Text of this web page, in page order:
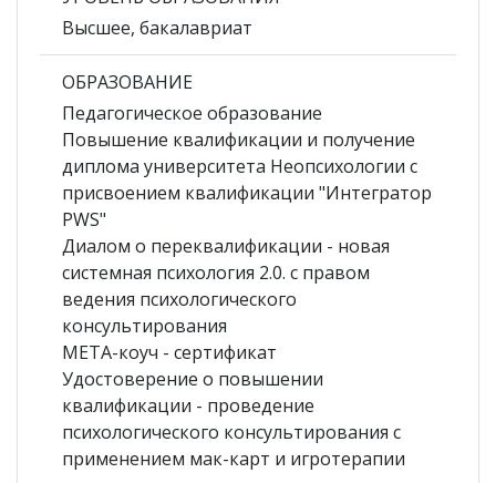
Высшее, бакалавриат
ОБРАЗОВАНИЕ
Педагогическое образование
Повышение квалификации и получение
диплома университета Неопсихологии с
присвоением квалификации "Интегратор
PWS"
Диалом о переквалификации - новая
системная психология 2.0. с правом
ведения психологического
консультирования
МЕТА-коуч - сертификат
Удостоверение о повышении
квалификации - проведение
психологического консультирования с
применением мак-карт и игротерапии